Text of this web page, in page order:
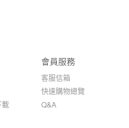
載
會員服務
客服信箱
快速購物總覽
Q&A